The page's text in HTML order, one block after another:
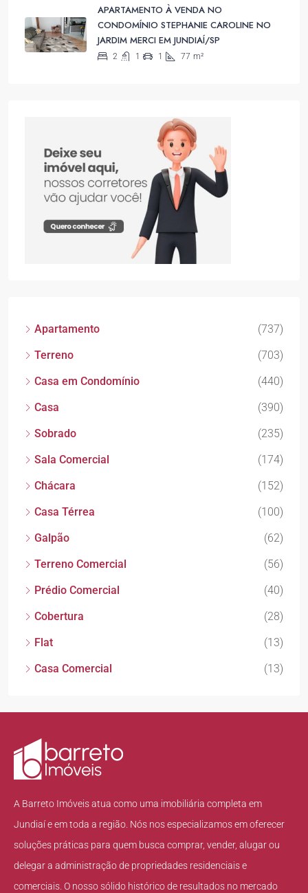
APARTAMENTO À VENDA NO
CONDOMÍNIO STEPHANIE CAROLINE NO
JARDIM MERCI EM JUNDIAÍ/SP
2 1 1 77 m²
Apartamento
(737)
Terreno
(703)
Casa em Condomínio
(440)
Casa
(390)
Sobrado
(235)
Sala Comercial
(174)
Chácara
(152)
Casa Térrea
(100)
Galpão
(62)
Terreno Comercial
(56)
Prédio Comercial
(40)
Cobertura
(28)
Flat
(13)
Casa Comercial
(13)
A Barreto Imóveis atua como uma imobiliária completa em
Jundiaí e em toda a região. Nós nos especializamos em oferecer
soluções práticas para quem busca comprar, vender, alugar ou
delegar a administração de propriedades residenciais e
comerciais. O nosso sólido histórico de resultados no mercado